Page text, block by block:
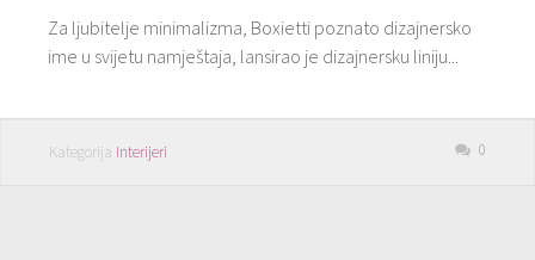
Za ljubitelje minimalizma, Boxietti poznato dizajnersko
ime u svijetu namještaja, lansirao je dizajnersku liniju...
Kategorija Interijeri 0